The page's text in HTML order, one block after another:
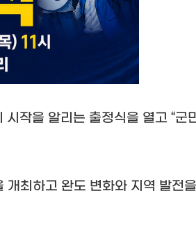
작을 알리는 출정식을 열고 “군
최하고 완도 변화와 지역 발전을